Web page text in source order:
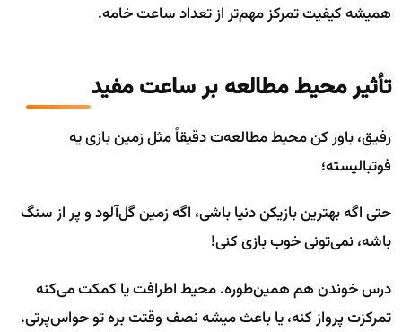
همیشه کیفیت تمرکز مهم‌تر از تعداد ساعت خامه.
تأثیر محیط مطالعه بر ساعت مفید
رفیق، باور کن محیط مطالعه‌ت دقیقاً مثل زمین بازی یه
فوتبالیسته؛
حتی اگه بهترین بازیکن دنیا باشی، اگه زمین گل‌آلود و پر از سنگ
باشه، نمی‌تونی خوب بازی کنی!
درس خوندن هم همین‌طوره. محیط اطرافت یا کمکت می‌کنه
تمرکزت پرواز کنه، یا باعث میشه نصف وقتت بره تو حواس‌پرتی.